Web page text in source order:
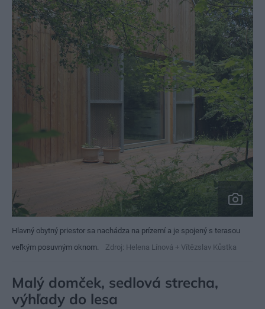
Hlavný obytný priestor sa nachádza na prízemí a je spojený s terasou
veľkým posuvným oknom.
Zdroj: Helena Línová + Vítězslav Kůstka
Malý domček, sedlová strecha,
výhľady do lesa